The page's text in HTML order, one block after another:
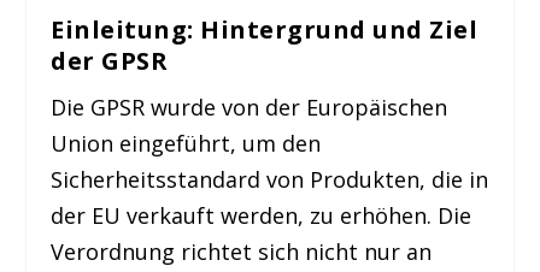
Einleitung: Hintergrund und Ziel
der GPSR
Die GPSR wurde von der Europäischen
Union eingeführt, um den
Sicherheitsstandard von Produkten, die in
der EU verkauft werden, zu erhöhen. Die
Verordnung richtet sich nicht nur an